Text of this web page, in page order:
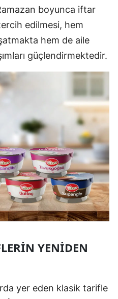
boyunca iftar
edilmesi, hem
hem de aile
güçlendirmektedir.
YENIDEN
yer eden klasik tarifle